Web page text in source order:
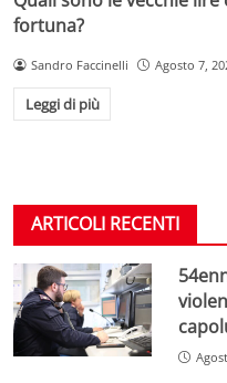
fortuna?
Sandro Faccinelli Agosto 7,
Leggi di più
ARTICOLI RECENTI